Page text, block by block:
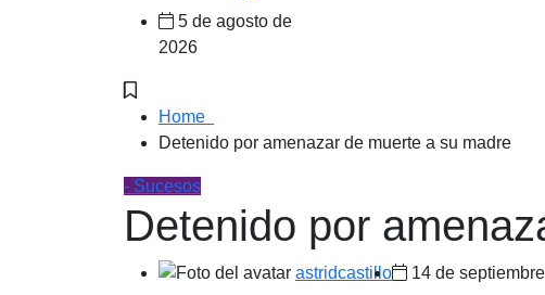
5 de agosto de
2026
Home
Detenido por amenazar de muerte a su madre
- Sucesos
Detenido por
astridcastillo 14 de